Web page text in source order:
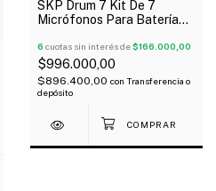
SKP Drum 7 Kit De 7
Micrófonos Para Batería
6 cuotas sin interés de$166.000,00
$996.000,00
$896.400,00 con Transferencia o
depósito